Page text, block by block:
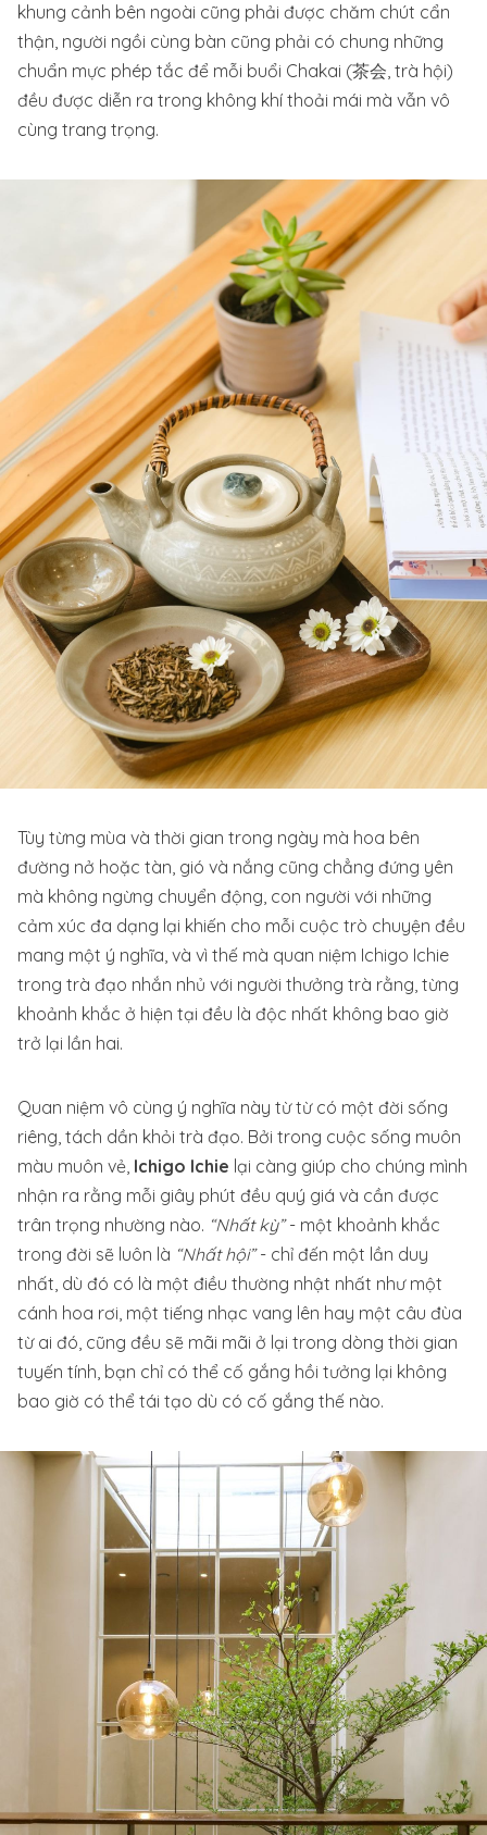
khung cảnh bên ngoài cũng phải được chăm chút cẩn
thận, người ngồi cùng bàn cũng phải có chung những
chuẩn mực phép tắc để mỗi buổi Chakai (茶会, trà hội)
đều được diễn ra trong không khí thoải mái mà vẫn vô
cùng trang trọng.
Tùy từng mùa và thời gian trong ngày mà hoa bên
đường nở hoặc tàn, gió và nắng cũng chẳng đứng yên
mà không ngừng chuyển động, con người với những
cảm xúc đa dạng lại khiến cho mỗi cuộc trò chuyện đều
mang một ý nghĩa, và vì thế mà quan niệm Ichigo Ichie
trong trà đạo nhắn nhủ với người thưởng trà rằng, từng
khoảnh khắc ở hiện tại đều là độc nhất không bao giờ
trở lại lần hai.
Quan niệm vô cùng ý nghĩa này từ từ có một đời sống
riêng, tách dần khỏi trà đạo. Bởi trong cuộc sống muôn
màu muôn vẻ, Ichigo Ichie lại càng giúp cho chúng mình
nhận ra rằng mỗi giây phút đều quý giá và cần được
trân trọng nhường nào. “Nhất kỳ”- một khoảnh khắc
trong đời sẽ luôn là “Nhất hội”- chỉ đến một lần duy
nhất, dù đó có là một điều thường nhật nhất như một
cánh hoa rơi, một tiếng nhạc vang lên hay một câu đùa
từ ai đó, cũng đều sẽ mãi mãi ở lại trong dòng thời gian
tuyến tính, bạn chỉ có thể cố gắng hồi tưởng lại không
bao giờ có thể tái tạo dù có cố gắng thế nào.